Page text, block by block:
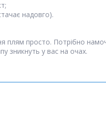
надовго).
плям просто. Потрібно
зникнуть у вас на очах.